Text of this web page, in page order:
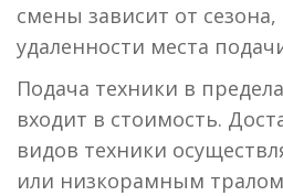
смены зависит от
удаленности места
Подача техники в
входит в стоимость.
видов техники
или низкорамным